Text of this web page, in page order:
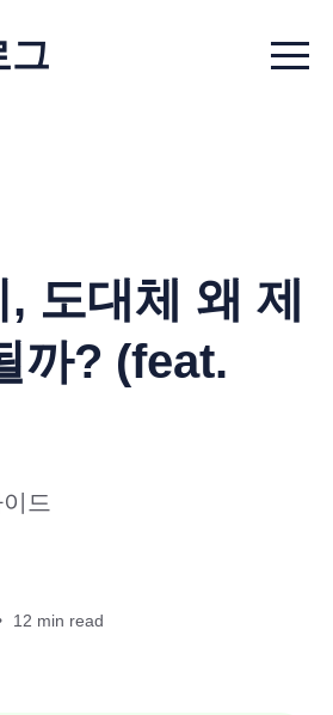
그 Menu
도대체 왜 제
까? (feat.
드
12 min read